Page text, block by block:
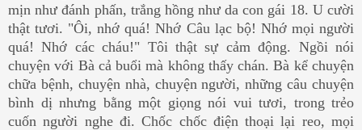
mịn như đánh phấn, trắng hồng như da con gái 18. U cười
thật tươi. "Ôi, nhớ quá! Nhớ Câu lạc bộ! Nhớ mọi người
quá! Nhớ các cháu!" Tôi thật sự cảm động. Ngồi nói
chuyện với Bà cả buổi mà không thấy chán. Bà kể chuyện
chữa bệnh, chuyện nhà, chuyện người, những câu chuyện
bình dị nhưng bằng một giọng nói vui tươi, trong trẻo
cuốn người nghe đi. Chốc chốc điện thoại lại reo, mọi